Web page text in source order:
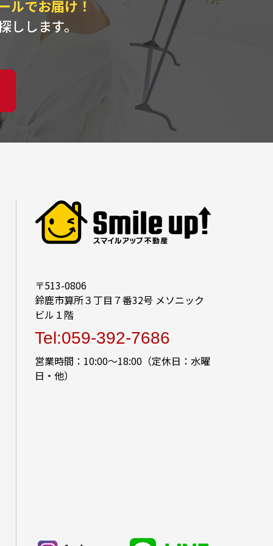
ルでお届け！
します。
〒513-0806
鈴鹿市算所３丁目７番32号 メソニック
ビル１階
Tel:059-392-7686
営業時間：10:00～18:00（定休日：水曜
日・他）